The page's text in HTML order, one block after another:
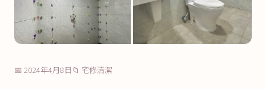
📅 2024年4月8日 📁 宅修清潔